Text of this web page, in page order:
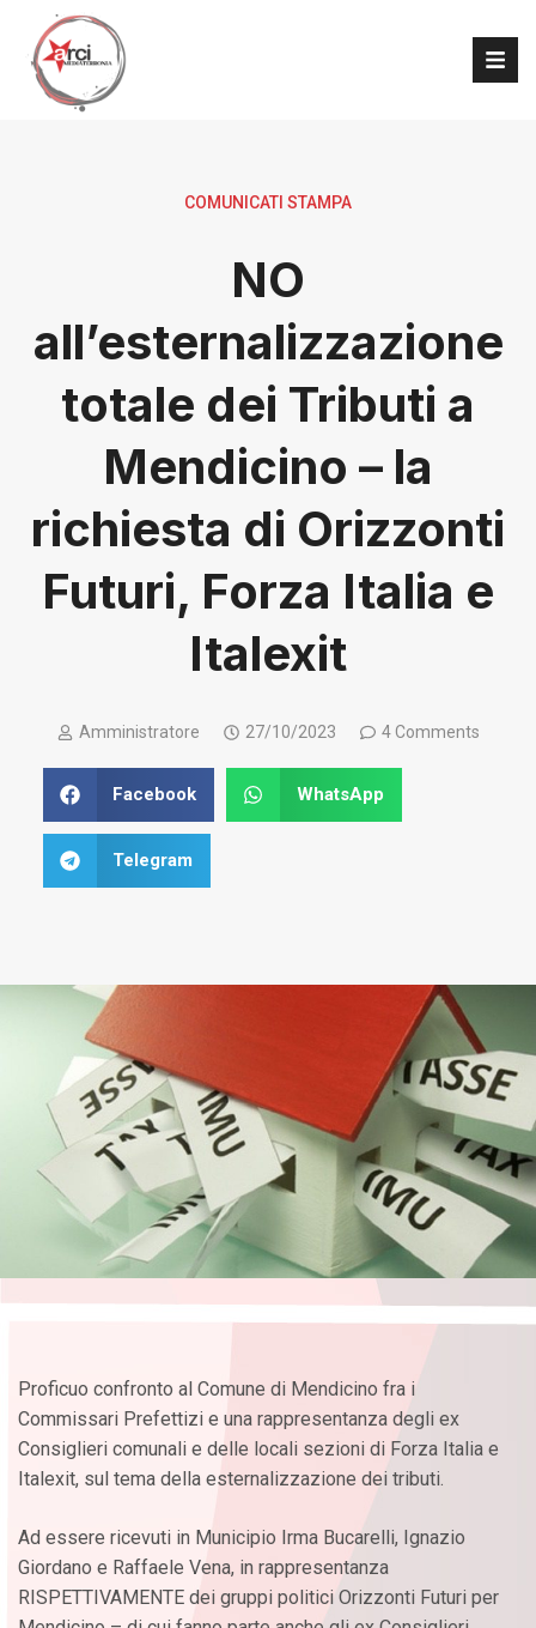
COMUNICATI STAMPA
NO
all’esternalizzazione
totale dei Tributi a
Mendicino – la
richiesta di Orizzonti
Futuri, Forza Italia e
Italexit
Amministratore 27/10/2023 4 Comments
Facebook WhatsApp
Telegram
Proficuo confronto al Comune di Mendicino fra i
Commissari Prefettizi e una rappresentanza degli ex
Consiglieri comunali e delle locali sezioni di Forza Italia e
Italexit, sul tema della esternalizzazione dei tributi.
Ad essere ricevuti in Municipio Irma Bucarelli, Ignazio
Giordano e Raffaele Vena, in rappresentanza
RISPETTIVAMENTE dei gruppi politici Orizzonti Futuri per